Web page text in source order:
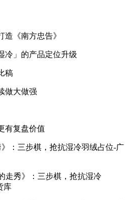
《南方忠告》
冷」的产品定位升级
稿
做大做强
有复盘价值